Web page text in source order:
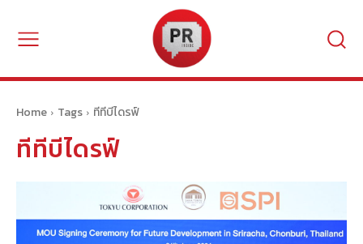
Home Tags ทีทีบีไดรฟ์
ทีทีบีไดรฟ์